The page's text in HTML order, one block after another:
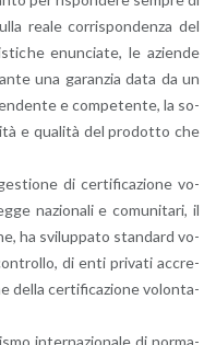
reale cor­ri­spon­den­za del
enun­cia­te, le azien­de
una ga­ran­zia data da un
e com­pe­ten­te, la so­
e qua­li­tà del pro­dot­to che
di cer­ti­fi­ca­zio­ne vo­
na­zio­na­li e co­mu­ni­ta­ri, il
ha svi­lup­pa­to stan­dard vo­
di enti pri­va­ti ac­cre­
della cer­ti­fi­ca­zio­ne vo­lon­ta­